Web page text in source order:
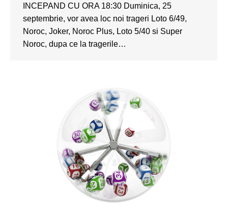
INCEPAND CU ORA 18:30 Duminica, 25
septembrie, vor avea loc noi trageri Loto 6/49,
Noroc, Joker, Noroc Plus, Loto 5/40 si Super
Noroc, dupa ce la tragerile…